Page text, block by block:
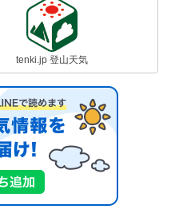
tenki.jp 登山天気